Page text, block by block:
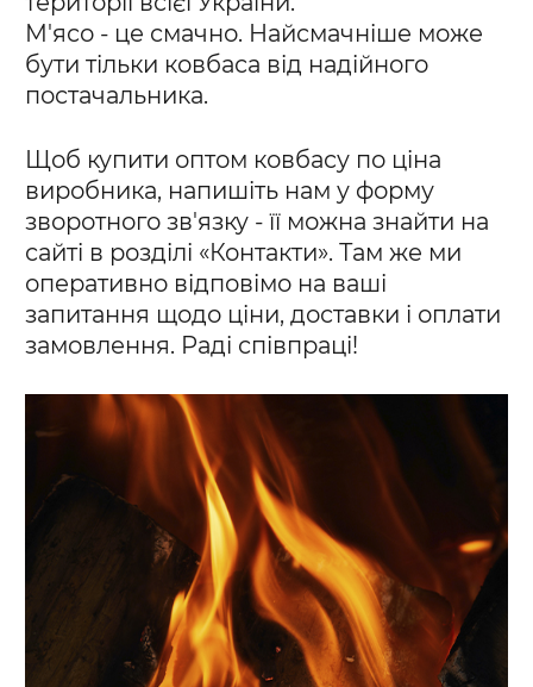
М'ясо - це смачно. Найсмачніше може
бути тільки ковбаса від надійного
постачальника.
Щоб купити оптом ковбасу по ціна
виробника, напишіть нам у форму
зворотного зв'язку - її можна знайти на
сайті в розділі «Контакти». Там же ми
оперативно відповімо на ваші
запитання щодо ціни, доставки і оплати
замовлення. Раді співпраці!